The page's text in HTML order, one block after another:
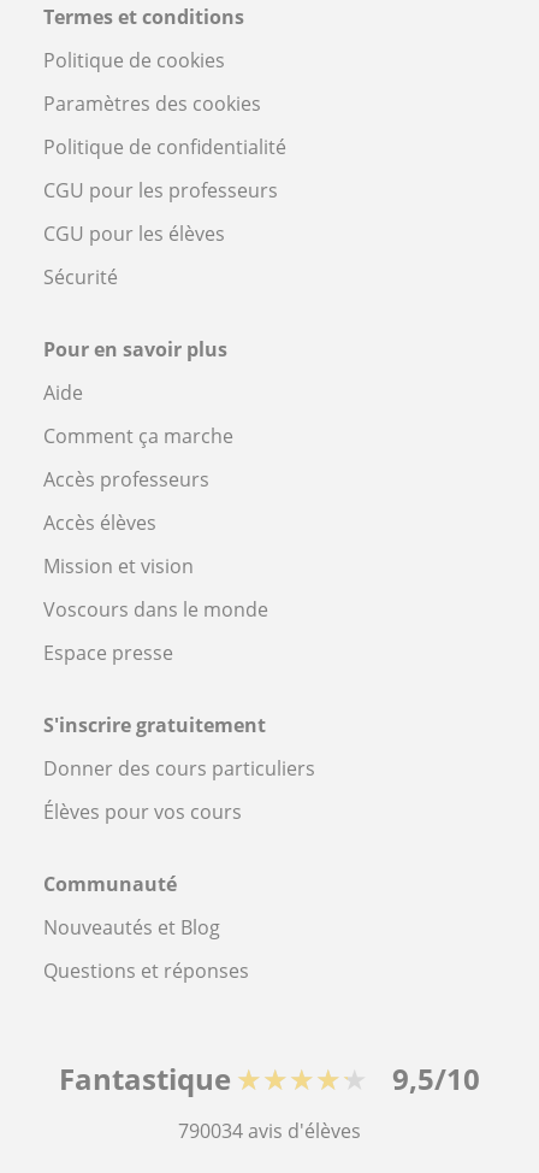
Termes et conditions
Politique de cookies
Paramètres des cookies
Politique de confidentialité
CGU pour les professeurs
CGU pour les élèves
Sécurité
Pour en savoir plus
Aide
Comment ça marche
Accès professeurs
Accès élèves
Mission et vision
Voscours dans le monde
Espace presse
S'inscrire gratuitement
Donner des cours particuliers
Élèves pour vos cours
Communauté
Nouveautés et Blog
Questions et réponses
Fantastique ★★★★★ 9,5/10
790034avis d'élèves